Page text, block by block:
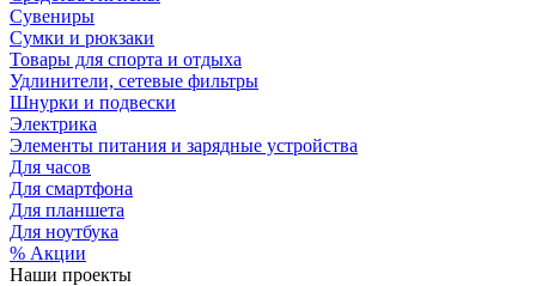
Сувениры
Сумки и рюкзаки
Товары для спорта и отдыха
Удлинители, сетевые фильтры
Шнурки и подвески
Электрика
Элементы питания и зарядные устройства
Для часов
Для смартфона
Для планшета
Для ноутбука
% Акции
Наши проекты